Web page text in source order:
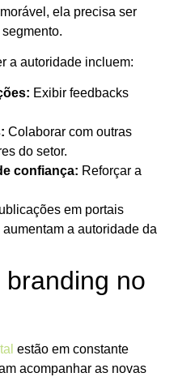
ela precisa ser
a autoridade incluem:
Exibir feedbacks
Colaborar com outras
do setor.
confiança: Reforçar a
em portais
a autoridade da
no
estão em constante
acompanhar as novas